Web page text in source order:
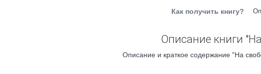
Как получить книгу?
Описание книги
Описание и краткое содержание "На